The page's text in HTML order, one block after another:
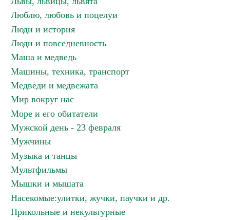
Люблю, любовь и поцелуи
Люди и история
Люди и повседневность
Маша и медведь
Машины, техника, транспорт
Медведи и медвежата
Мир вокруг нас
Море и его обитатели
Мужской день - 23 февраля
Мужчины
Музыка и танцы
Мультфильмы
Мышки и мышата
Насекомые:улитки, жучки, паучки и др.
Прикольные и некультурные